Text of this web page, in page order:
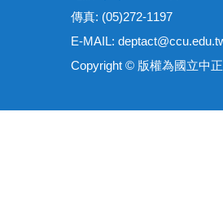
傳真: (05)272-1197
E-MAIL:
Copyright © 版權為